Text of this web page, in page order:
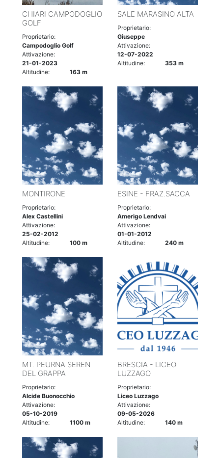
CHIARI CAMPODOGLIO
GOLF
Proprietario:
Campodoglio Golf
Attivazione:
21-01-2023
Altitudine:
163 m
SALE MARASINO ALTA
Proprietario:
Giuseppe
Attivazione:
12-07-2022
Altitudine:
353 m
MONTIRONE
Proprietario:
Alex Castellini
Attivazione:
25-02-2012
Altitudine:
100 m
ESINE - FRAZ.SACCA
Proprietario:
Amerigo Lendvai
Attivazione:
01-01-2012
Altitudine:
240 m
MT. PEURNA SEREN
DEL GRAPPA
Proprietario:
Alcide Buonocchio
Attivazione:
05-10-2019
Altitudine:
1100 m
BRESCIA - LICEO
LUZZAGO
Proprietario:
Liceo Luzzago
Attivazione:
09-05-2026
Altitudine:
140 m